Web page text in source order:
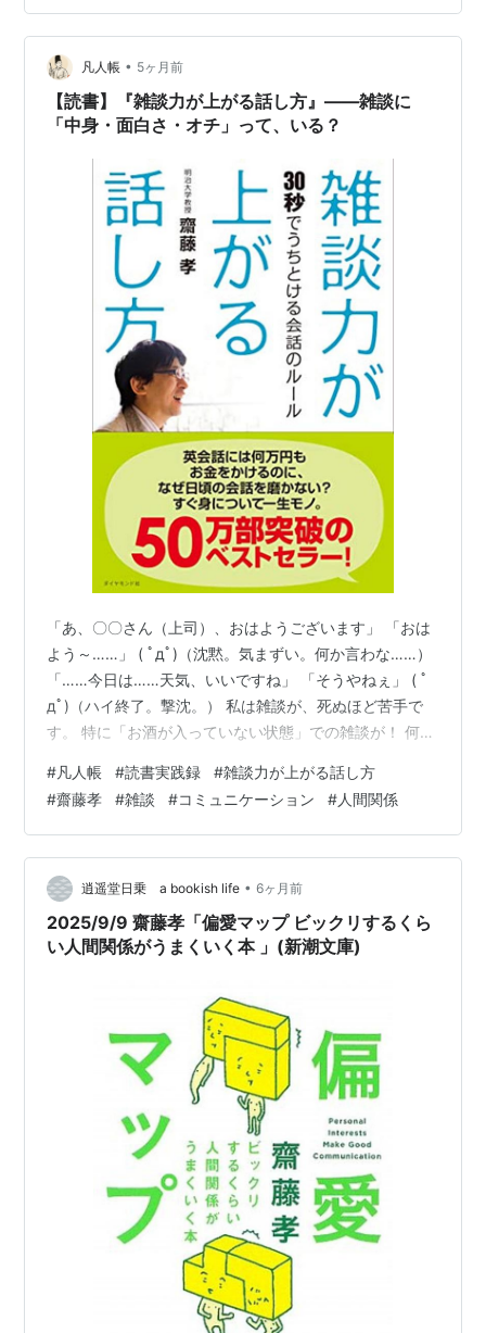
たというわけだ。 ラッキー。すぐ読める。 内容はもう8
年前なのでまったく忘れているが、要は三色のボールペ
ンで本に線を引きながら読むといいよ、ということだと
予想している。 なぜこの本を読もうと思ったのか、…
凡人帳 • 5ヶ月前
【読書】『雑談力が上がる話し方』――雑談に
「中身・面白さ・オチ」って、いる？
「あ、〇〇さん（上司）、おはようございます」 「おは
よう～……」 ( ﾟдﾟ)（沈黙。気まずい。何か言わな……）
「……今日は……天気、いいですね」 「そうやねぇ」 ( ﾟ
дﾟ)（ハイ終了。撃沈。） 私は雑談が、死ぬほど苦手で
す。 特に「お酒が入っていない状態」での雑談が！ 何を
うやって切り上げよう（オチ）。 この三つを頭の中で考
えているうちに、結局なにも話せずに終わることも多い
です。 そしていつも反省―― ああ……またうまく話せん
かったな。 そんな私が手に取ったのが、齋藤孝著『雑談
力が上がる話し方』（ダイヤモンド社）でした。 ■ この
本につい…
#凡人帳 #読書実践録 #雑談力が上がる話し方
#齋藤孝 #雑談 #コミュニケーション #人間関係
逍遥堂日乗 a bookish life • 6ヶ月前
2025/9/9 齋藤孝「偏愛マップ ビックリするくら
い人間関係がうまくいく本 」(新潮文庫)